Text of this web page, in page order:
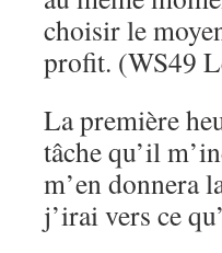
choisir le
profit. (WS49
La première
tâche qu’il
m’en donnera
j’irai vers ce